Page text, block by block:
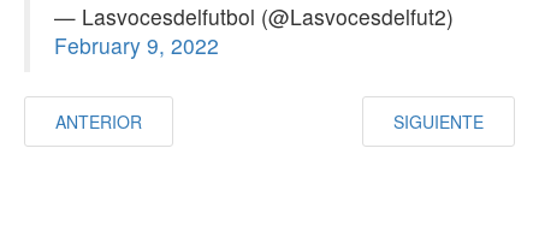
— Lasvocesdelfutbol (@Lasvocesdelfut2)
February 9, 2022
ANTERIOR SIGUIENTE